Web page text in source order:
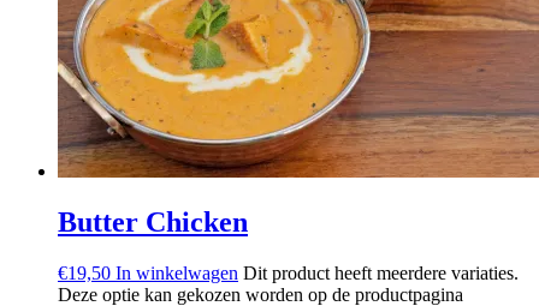
Butter Chicken
€19,50 In winkelwagen Dit product heeft meerdere variaties.
Deze optie kan gekozen worden op de productpagina